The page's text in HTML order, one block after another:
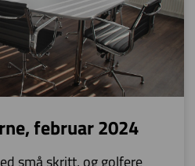
februar 2024
små skritt, og golfere